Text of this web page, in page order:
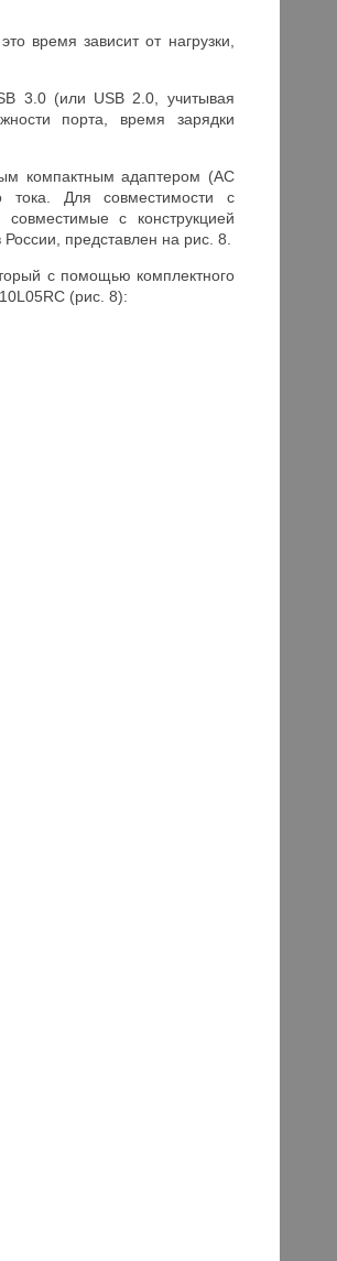
время зависит от нагрузки,
3.0 (или USB 2.0, учитывая
порта, время зарядки
компактным адаптером (AC
тока. Для совместимости с
совместимые с конструкцией
представлен на рис. 8.
с помощью комплектного
(рис. 8):